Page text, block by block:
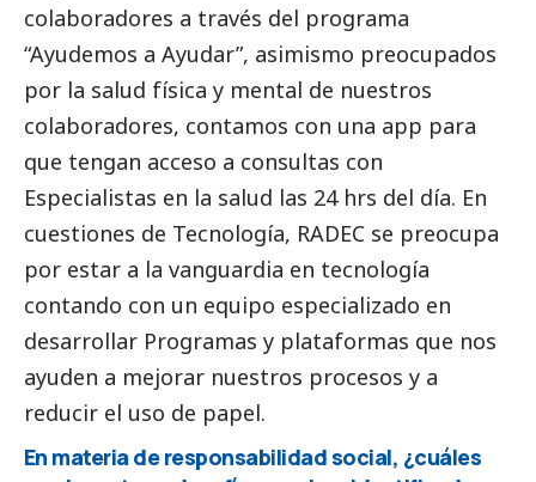
colaboradores a través del programa
“Ayudemos a Ayudar”, asimismo preocupados
por la salud física y mental de nuestros
colaboradores, contamos con una app para
que tengan acceso a consultas con
Especialistas en la salud las 24 hrs del día. En
cuestiones de Tecnología, RADEC se preocupa
por estar a la vanguardia en tecnología
contando con un equipo especializado en
desarrollar Programas y plataformas que nos
ayuden a mejorar nuestros procesos y a
reducir el uso de papel.
En materia de responsabilidad social, ¿cuáles